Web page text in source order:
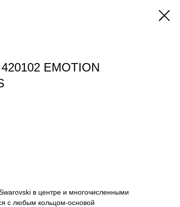
EMOTION
в центре и многочисленными
с любым кольцом-основой